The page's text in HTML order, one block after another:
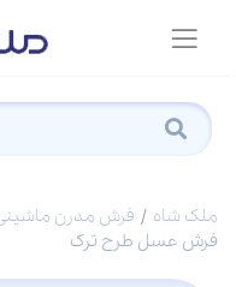
ملک شاه فرش مدرن ماشینی
فرش عسل طرح ترک